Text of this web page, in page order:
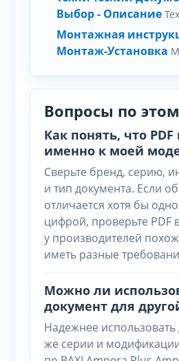
Выбор - Описание
Монтажная
Монтаж-Установка
Вопросы по
Как понять, что
именно к моей
Сверьте бренд, серию,
и тип документа. Если
отличается хотя бы
цифрой, проверьте PDF
у производителей
иметь разные
Можно ли
документ для
Надежнее использовать
же серии и